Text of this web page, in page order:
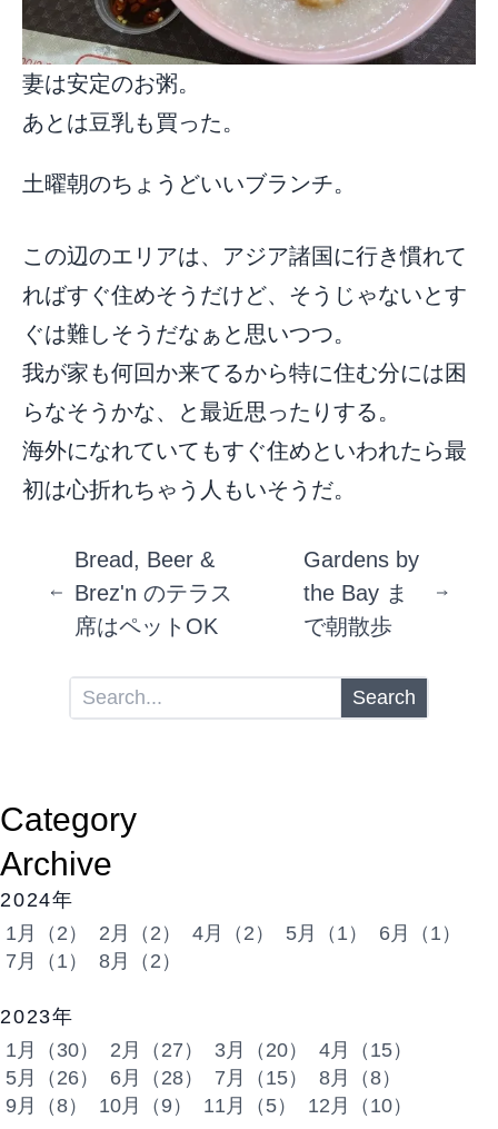
妻は安定のお粥。
あとは豆乳も買った。
土曜朝のちょうどいいブランチ。
この辺のエリアは、アジア諸国に行き慣れて
ればすぐ住めそうだけど、そうじゃないとす
ぐは難しそうだなぁと思いつつ。
我が家も何回か来てるから特に住む分には困
らなそうかな、と最近思ったりする。
海外になれていてもすぐ住めといわれたら最
初は心折れちゃう人もいそうだ。
Bread, Beer &
Brez'n のテラス
席はペットOK
Gardens by
the Bay ま
で朝散歩
Search
Category
Archive
2024年
1月（2）
2月（2） 4月（2） 5月（1）
6月（1）
7月（1）
8月（2）
2023年
1月（30）
2月（27） 3月（20）
4月（15）
5月（26）
6月（28） 7月（15）
8月（8）
9月（8）
10月（9） 11月（5） 12月（10）